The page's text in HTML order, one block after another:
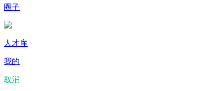
圈子
人才库
我的
取消